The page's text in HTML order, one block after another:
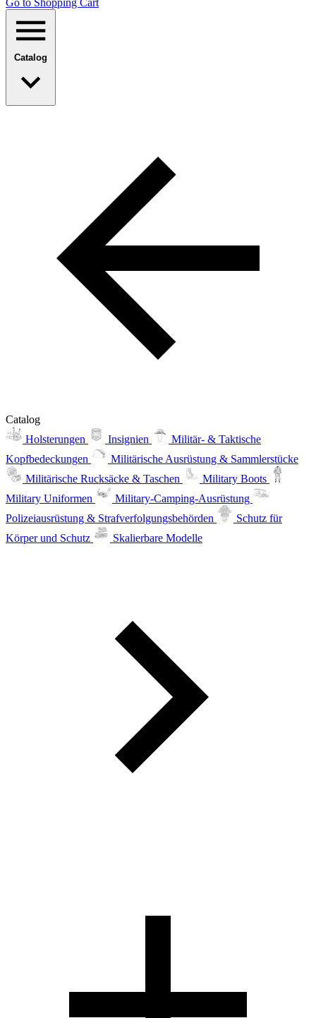
Go to Shopping Сart
Catalog
Catalog
Holsterungen
Insignien
Militär- & Taktische
Kopfbedeckungen
Militärische Ausrüstung & Sammlerstücke
Militärische Rucksäcke & Taschen
Military Boots
Military Uniformen
Military-Camping-Ausrüstung
Polizeiausrüstung & Strafverfolgungsbehörden
Schutz für
Körper und Schutz
Skalierbare Modelle